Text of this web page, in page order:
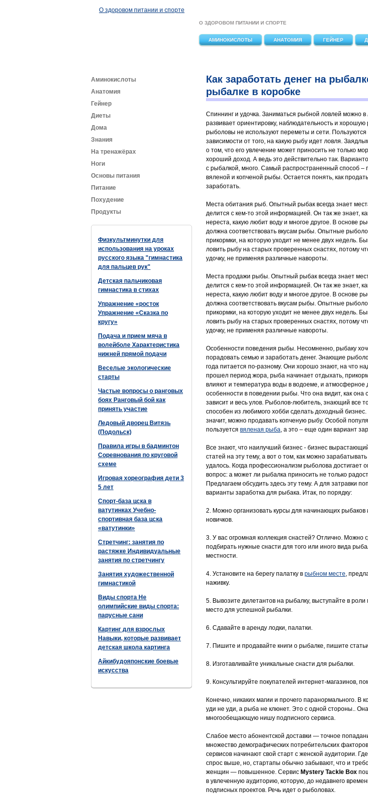
О здоровом питании и спорте
О ЗДОРОВОМ ПИТАНИИ И СПОРТЕ
АМИНОКИСЛОТЫ АНАТОМИЯ ГЕЙНЕР
Аминокислоты
Анатомия
Гейнер
Диеты
Дома
Знания
На тренажёрах
Ноги
Основы питания
Питание
Похудение
Продукты
Физкультминутки для
использования на уроках
русского языка "гимнастика
для пальцев рук"
Детская пальчиковая
гимнастика в стихах
Упражнение «росток
Упражнение «Сказка по
кругу»
Подача и прием мяча в
волейболе Характеристика
нижней прямой подачи
Веселые экологические
старты
Частые вопросы о ранговых
боях Ранговый бой как
принять участие
Ледовый дворец Витязь
(Подольск)
Правила игры в бадминтон
Соревнования по круговой
схеме
Игровая хореография дети 3
5 лет
Спорт-база цска в
ватутинках Учебно-
спортивная база цска
«ватутинки»
Стретчинг: занятия по
растяжке Индивидуальные
занятия по стретчингу
Занятия художественной
гимнастикой
Виды спорта Не
олимпийские виды спорта:
парусные сани
Картинг для взрослых
Навыки, которые развивает
детская школа картинга
Айкибудояпонские боевые
искусства
Как заработать денег на
рыбалке в коробке
Спиннинг и удочка. Заниматься рыбной ловлей можно
развивает ориентировку, наблюдательность и
рыболовы не используют переметы и сети. Пользуются
зависимости от того, на какую рыбу идет ловля.
о том, что его увлечение может приносить не только
хороший доход. А ведь это действительно так.
с рыбалкой, много. Самый распространенный способ –
вяленой и копченой рыбы. Остается понять, как
заработать.
Места обитания рыб. Опытный рыбак всегда знает
делится с кем-то этой информацией. Он так же знает,
нереста, какую любит воду и многое другое. В основе
должна соответствовать вкусам рыбы. Опытные
прикормки, на которую уходит не менее двух недель.
ловить рыбу на старых проверенных снастях, потому
удочку, не применяя различные навороты.
Места продажи рыбы. Опытный рыбак всегда знает
делится с кем-то этой информацией. Он так же знает,
нереста, какую любит воду и многое другое. В основе
должна соответствовать вкусам рыбы. Опытные
прикормки, на которую уходит не менее двух недель.
ловить рыбу на старых проверенных снастях, потому
удочку, не применяя различные навороты.
Особенности поведения рыбы. Несомненно, рыбаку
порадовать семью и заработать денег. Знающие
года питается по-разному. Они хорошо знают, на что
прошел период жора, рыба начинает отдыхать,
влияют и температура воды в водоеме, и
особенности в поведении рыбы. Что она видит, как она
зависит и весь улов. Рыболов-любитель, знающий все
способен из любимого хобби сделать доходный
значит, можно продавать копченую рыбу. Особой
пользуется вяленая рыба, а это – еще один вариант
Все знают, что наилучший бизнес - бизнес
статей на эту тему, а вот о том, как можно
удалось. Когда профессионализм рыболова достигает
вопрос: а может ли рыбалка приносить не только
Предлагаем обсудить здесь эту тему. А для затравки
варианты заработка для рыбака. Итак, по порядку:
2. Можно организовать курсы для начинающих рыбаков
новичков.
3. У вас огромная коллекция снастей? Отлично. Можно
подбирать нужные снасти для того или иного вида
местности.
4. Установите на берегу палатку в рыбном месте,
наживку.
5. Вывозите дилетантов на рыбалку, выступайте в
место для успешной рыбалки.
6. Сдавайте в аренду лодки, палатки.
7. Пишите и продавайте книги о рыбалке, пишите
8. Изготавливайте уникальные снасти для рыбалки.
9. Консультируйте покупателей интернет-магазинов,
Конечно, никаких магии и прочего паранормального. В
уди не уди, а рыба не клюнет. Это с одной стороны..
многообещающую нишу подписного сервиса.
Слабое место абонентской доставки — точное
множество демографических потребительских
сервисов начинают свой старт с женской аудитории.
спрос выше, но, стартапы обычно забывают, что и
женщин — повышенное. Сервис Mystery Tackle Box
в увлеченную аудиторию, которую, до недавнего
подписных проектов. Речь идет о рыболовах.